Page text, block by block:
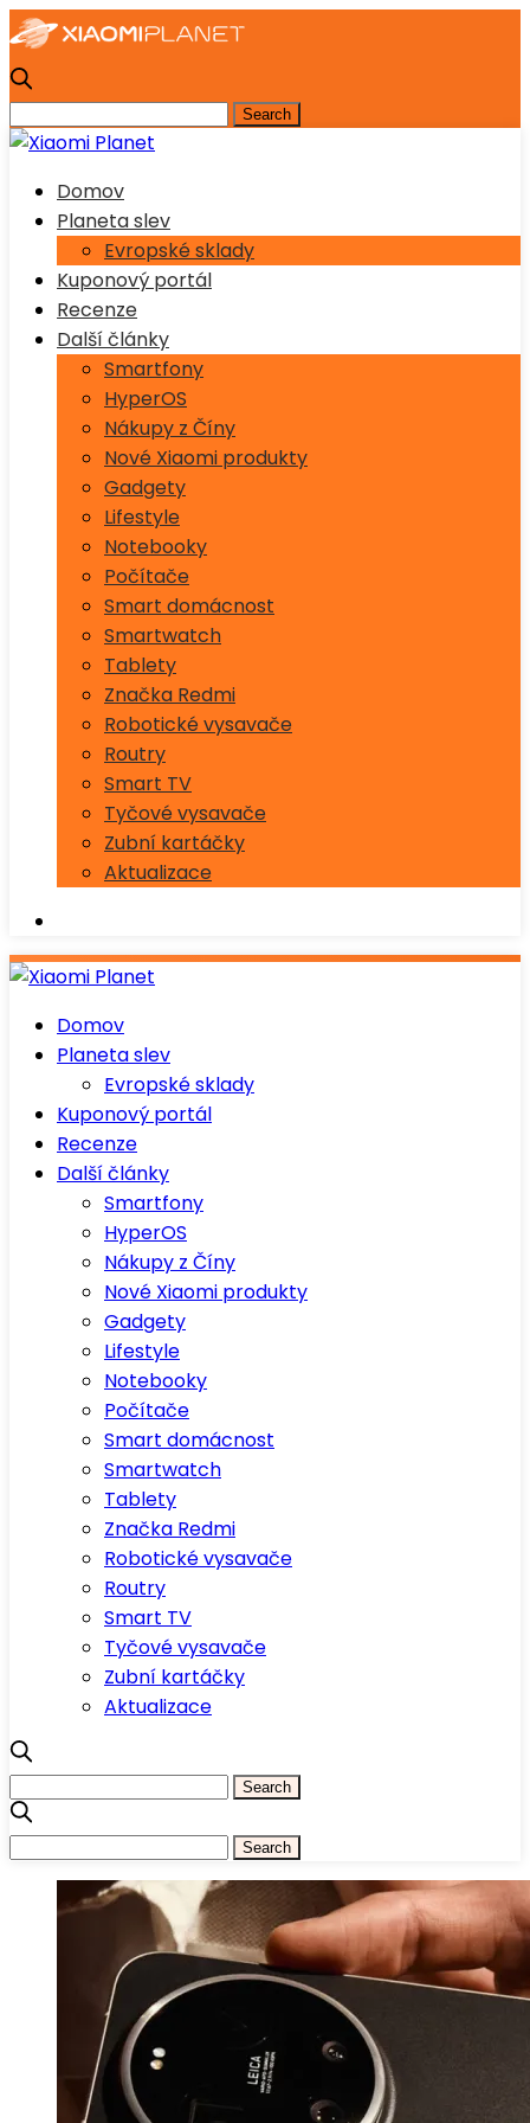
Domov
Planeta slev
Evropské sklady
Kuponový portál
Recenze
Další články
Smartfony
HyperOS
Nákupy z Číny
Nové Xiaomi produkty
Gadgety
Lifestyle
Notebooky
Počítače
Smart domácnost
Smartwatch
Tablety
Značka Redmi
Robotické vysavače
Routry
Smart TV
Tyčové vysavače
Zubní kartáčky
Aktualizace
Domov
Planeta slev
Evropské sklady
Kuponový portál
Recenze
Další články
Smartfony
HyperOS
Nákupy z Číny
Nové Xiaomi produkty
Gadgety
Lifestyle
Notebooky
Počítače
Smart domácnost
Smartwatch
Tablety
Značka Redmi
Robotické vysavače
Routry
Smart TV
Tyčové vysavače
Zubní kartáčky
Aktualizace